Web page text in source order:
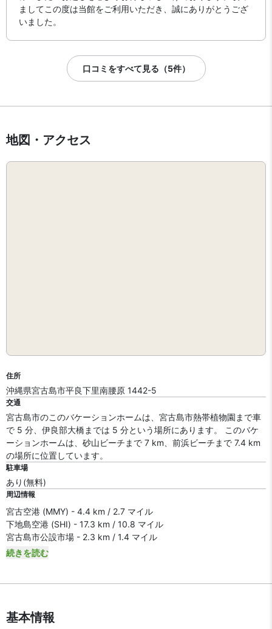
ましてこの度は当館をご利用いただき、誠にありがとうござ
いました。
口コミをすべて見る（5件）
地図・アクセス
住所
沖縄県宮古島市平良下里南腰原 1442-5
交通
宮古島市のこのバケーションホームは、宮古島市熱帯植物園まで車
で 5 分、伊良部大橋までは 5 分という場所にあります。 このバケ
ーションホームは、砂山ビーチまで 7 km、前浜ビーチまで 7.4 km
の場所に位置しています。
駐車場
あり(無料)
周辺情報
宮古空港 (MMY) - 4.4 km / 2.7 マイル
下地島空港 (SHI) - 17.3 km / 10.8 マイル
宮古島市公設市場 - 2.3 km / 1.4 マイル
続きを読む
基本情報